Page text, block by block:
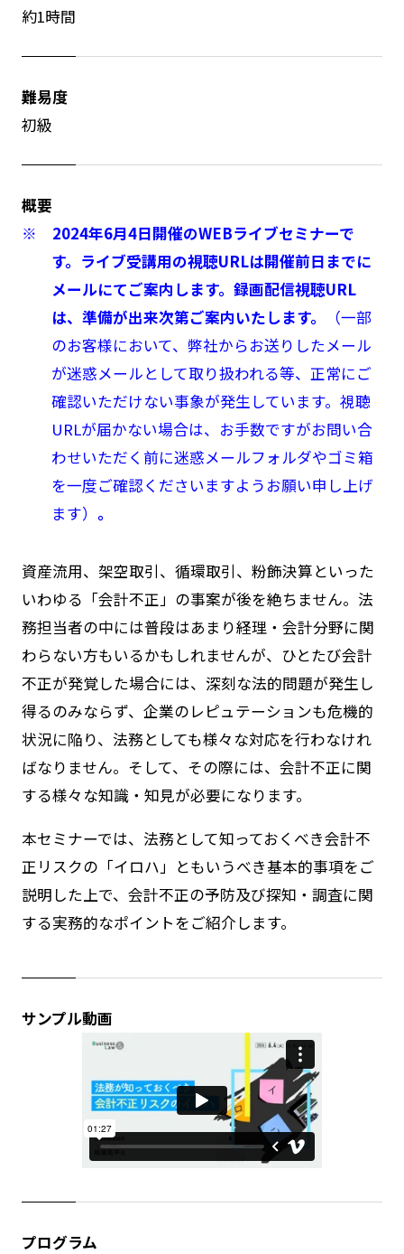
約1時間
難易度
初級
概要
※ 2024年6月4日開催のWEBライブセミナーで
す。ライブ受講用の視聴URLは開催前日までに
メールにてご案内します。録画配信視聴URL
は、準備が出来次第ご案内いたします。
（一部
のお客様において、弊社からお送りしたメール
が迷惑メールとして取り扱われる等、正常にご
確認いただけない事象が発生しています。視聴
URLが届かない場合は、お手数ですがお問い合
わせいただく前に迷惑メールフォルダやゴミ箱
を一度ご確認くださいますようお願い申し上げ
ます）。
資産流用、架空取引、循環取引、粉飾決算といった
いわゆる「会計不正」の事案が後を絶ちません。法
務担当者の中には普段はあまり経理・会計分野に関
わらない方もいるかもしれませんが、ひとたび会計
不正が発覚した場合には、深刻な法的問題が発生し
得るのみならず、企業のレピュテーションも危機的
状況に陥り、法務としても様々な対応を行わなけれ
ばなりません。そして、その際には、会計不正に関
する様々な知識・知見が必要になります。
本セミナーでは、法務として知っておくべき会計不
正リスクの「イロハ」ともいうべき基本的事項をご
説明した上で、会計不正の予防及び探知・調査に関
する実務的なポイントをご紹介します。
サンプル動画
プログラム